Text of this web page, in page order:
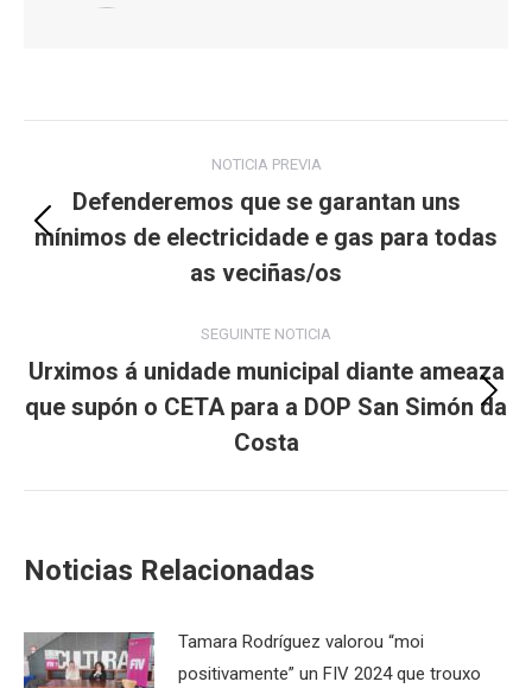
navigation
NOTICIA PREVIA
Previous
post:
Defenderemos que se garantan uns
mínimos de electricidade e gas para todas
as veciñas/os
SEGUINTE NOTICIA
Next
post:
Urximos á unidade municipal diante ameaza
que supón o CETA para a DOP San Simón da
Costa
Noticias Relacionadas
Tamara Rodríguez valorou “moi
positivamente” un FIV 2024 que trouxo